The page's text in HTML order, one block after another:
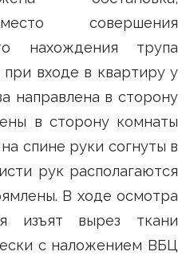
совершения
нахождения трупа
входе в квартиру у
направлена в сторону
в сторону комнаты
спине руки согнуты в
рук располагаются
В ходе осмотра
изъят вырез ткани
с наложением ВБЦ